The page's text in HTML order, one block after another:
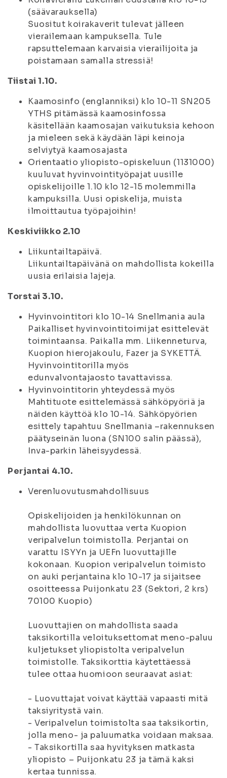
(säävarauksella)
Suositut koirakaverit tulevat jälleen
vierailemaan kampuksella. Tule
rapsuttelemaan karvaisia vierailijoita ja
poistamaan samalla stressiä!
Tiistai 1.10.
Kaamosinfo (englanniksi) klo 10-11 SN205
YTHS pitämässä kaamosinfossa
käsitellään kaamosajan vaikutuksia kehoon
ja mieleen sekä käydään läpi keinoja
selviytyä kaamosajasta
Orientaatio yliopisto-opiskeluun (1131000)
kuuluvat hyvinvointityöpajat uusille
opiskelijoille 1.10 klo 12-15 molemmilla
kampuksilla. Uusi opiskelija, muista
ilmoittautua työpajoihin!
Keskiviikko 2.10
Liikuntailtapäivä.
Liikuntailtapäivänä on mahdollista kokeilla
uusia erilaisia lajeja.
Torstai 3.10.
Hyvinvointitori klo 10-14 Snellmania aula
Paikalliset hyvinvointitoimijat esittelevät
toimintaansa. Paikalla mm. Liikenneturva,
Kuopion hierojakoulu, Fazer ja SYKETTÄ.
Hyvinvointitorilla myös
edunvalvontajaosto tavattavissa.
Hyvinvointitorin yhteydessä myös
Mahtituote esittelemässä sähköpyöriä ja
näiden käyttöä klo 10-14. Sähköpyörien
esittely tapahtuu Snellmania –rakennuksen
päätyseinän luona (SN100 salin päässä),
Inva-parkin läheisyydessä.
Perjantai 4.10.
Verenluovutusmahdollisuus
Opiskelijoiden ja henkilökunnan on
mahdollista luovuttaa verta Kuopion
veripalvelun toimistolla. Perjantai on
varattu ISYYn ja UEFn luovuttajille
kokonaan. Kuopion veripalvelun toimisto
on auki perjantaina klo 10-17 ja sijaitsee
osoitteessa Puijonkatu 23 (Sektori, 2 krs)
70100 Kuopio)
Luovuttajien on mahdollista saada
taksikortilla veloituksettomat meno-paluu
kuljetukset yliopistolta veripalvelun
toimistolle. Taksikorttia käytettäessä
tulee ottaa huomioon seuraavat asiat:
- Luovuttajat voivat käyttää vapaasti mitä
taksiyritystä vain.
- Veripalvelun toimistolta saa taksikortin,
jolla meno- ja paluumatka voidaan maksaa.
- Taksikortilla saa hyvityksen matkasta
yliopisto – Puijonkatu 23 ja tämä kaksi
kertaa tunnissa.